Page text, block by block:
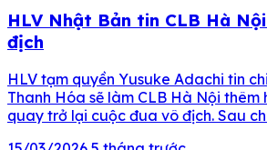
HLV Nhật Bản tin CLB Hà
địch
HLV tạm quyền Yusuke Adachi tin
Thanh Hóa sẽ làm CLB Hà Nội thêm
quay trở lại cuộc đua vô địch. Sau